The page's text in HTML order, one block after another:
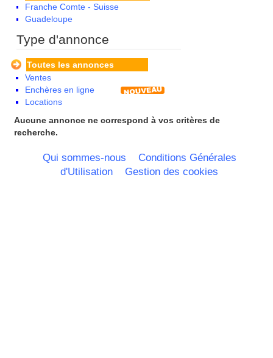
Franche Comte - Suisse
Guadeloupe
Haute Normandie
Ile de France
La Réunion
Languedoc Roussillon
Limousin
Lorraine
Martinique
Mayotte
Portugal
Nord Pas de Calais - Belgique -
Pays Bas
Type d'annonce
Toutes les annonces
Ventes
Enchères en ligne
Locations
Aucune annonce ne correspond à vos critères de
recherche.
Qui sommes-nous
Conditions Générales
d'Utilisation
Gestion des cookies